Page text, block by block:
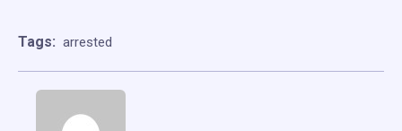
Tags: arrested